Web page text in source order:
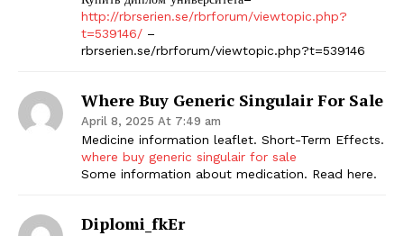
http://rbrserien.se/rbrforum/viewtopic.php?
t=539146/ –
rbrserien.se/rbrforum/viewtopic.php?t=539146
Where Buy Generic Singulair For Sale
April 8, 2025 At 7:49 am
Medicine information leaflet. Short-Term Effects.
where buy generic singulair for sale
Some information about medication. Read here.
Diplomi_fkEr